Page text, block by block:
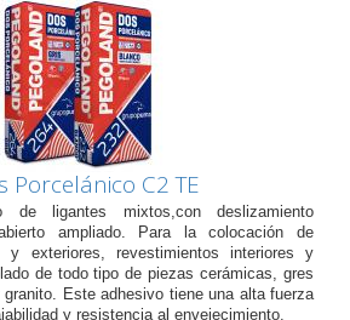
C2 TE
de ligantes mixtos,con deslizamiento
ampliado. Para la colocación de
y exteriores, revestimientos interiores y
de todo tipo de piezas cerámicas, gres
Este adhesivo tiene una alta fuerza
y resistencia al envejecimiento.